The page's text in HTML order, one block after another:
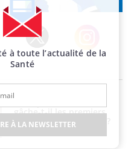
Twitter Instagram
gâche-t-il les premiers
jours de vos vacances ?
à toute l’actualité de la
Santé
À LA NEWSLETTER